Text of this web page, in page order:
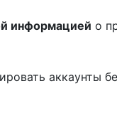
информацией о
аккаунты